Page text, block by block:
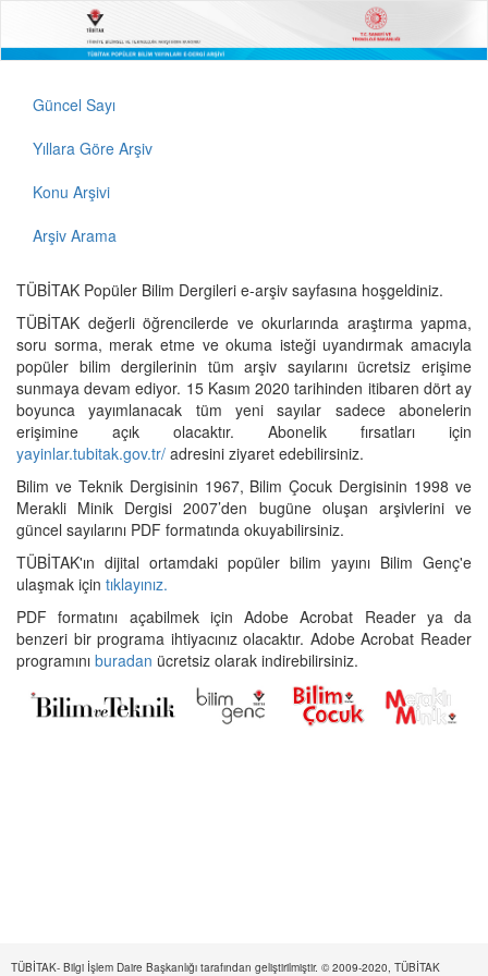
Güncel Sayı
Yıllara Göre Arşiv
Konu Arşivi
Arşiv Arama
TÜBİTAK Popüler Bilim Dergileri e-arşiv sayfasına hoşgeldiniz.
TÜBİTAK değerli öğrencilerde ve okurlarında araştırma yapma,
soru sorma, merak etme ve okuma isteği uyandırmak amacıyla
popüler bilim dergilerinin tüm arşiv sayılarını ücretsiz erişime
sunmaya devam ediyor. 15 Kasım 2020 tarihinden itibaren dört ay
boyunca yayımlanacak tüm yeni sayılar sadece abonelerin
erişimine açık olacaktır. Abonelik fırsatları için
yayinlar.tubitak.gov.tr/ adresini ziyaret edebilirsiniz.
Bilim ve Teknik Dergisinin 1967, Bilim Çocuk Dergisinin 1998 ve
Merakli Minik Dergisi 2007’den bugüne oluşan arşivlerini ve
güncel sayılarını PDF formatında okuyabilirsiniz.
TÜBİTAK'ın dijital ortamdaki popüler bilim yayını Bilim Genç'e
ulaşmak için tıklayınız.
PDF formatını açabilmek için Adobe Acrobat Reader ya da
benzeri bir programa ihtiyacınız olacaktır. Adobe Acrobat Reader
programını buradan ücretsiz olarak indirebilirsiniz.
TÜBİTAK- Bilgi İşlem Daire Başkanlığı tarafından geliştirilmiştir. © 2009-2020, TÜBİTAK